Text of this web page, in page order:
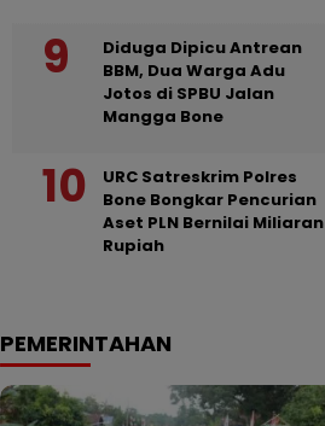
Diduga Dipicu Antrean
BBM, Dua Warga Adu
Jotos di SPBU Jalan
Mangga Bone
URC Satreskrim Polres
Bone Bongkar Pencurian
Aset PLN Bernilai Miliaran
Rupiah
PEMERINTAHAN